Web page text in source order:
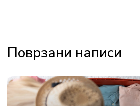
Поврзани написи